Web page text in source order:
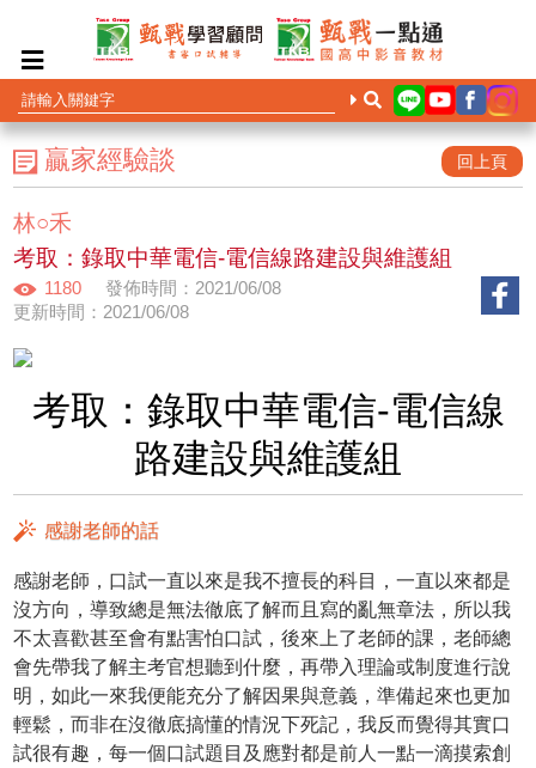
贏家經驗談 回上頁
林○禾
考取：錄取中華電信-電信線路建設與維護組
1180
發佈時間：2021/06/08
更新時間：2021/06/08
考取：錄取中華電信-電信線
路建設與維護組
感謝老師的話
感謝老師，口試一直以來是我不擅長的科目，一直以來都是
沒方向，導致總是無法徹底了解而且寫的亂無章法，所以我
不太喜歡甚至會有點害怕口試，後來上了老師的課，老師總
會先帶我了解主考官想聽到什麼，再帶入理論或制度進行說
明，如此一來我便能充分了解因果與意義，準備起來也更加
輕鬆，而非在沒徹底搞懂的情況下死記，我反而覺得其實口
試很有趣，每一個口試題目及應對都是前人一點一滴摸索創